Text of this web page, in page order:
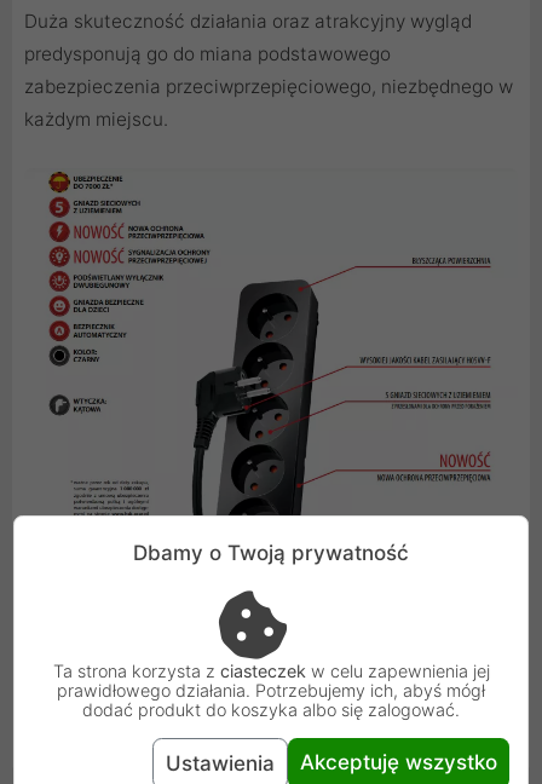
Duża skuteczność działania oraz atrakcyjny wygląd
predysponują go do miana podstawowego
zabezpieczenia przeciwprzepięciowego, niezbędnego w
każdym miejscu.
Dbamy o Twoją prywatność
Ta strona korzysta z ciasteczek w celu zapewnienia jej
prawidłowego działania. Potrzebujemy ich, abyś mógł
dodać produkt do koszyka albo się zalogować.
Ustawienia Akceptuję wszystko